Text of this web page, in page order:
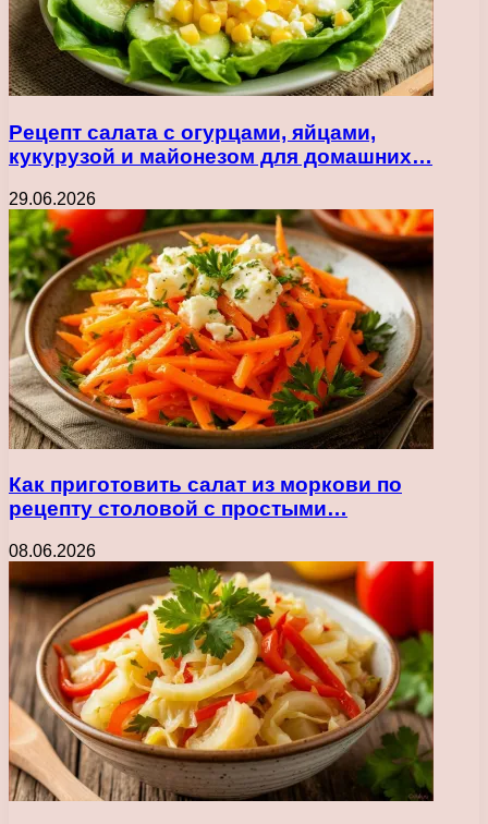
Рецепт салата с огурцами, яйцами,
кукурузой и майонезом для домашних…
29.06.2026
Как приготовить салат из моркови по
рецепту столовой с простыми…
08.06.2026